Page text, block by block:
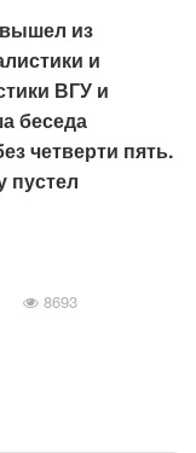
из
и
ВГУ и
беседа
четверти пять.
пустел
8693